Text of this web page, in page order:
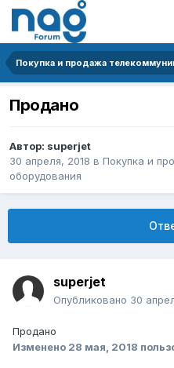
Продано
Автор: superjet
30 апреля, 2018 в Покупка и
оборудования
superjet
Опубликовано 30
Продано
Изменено 28 мая, 2018